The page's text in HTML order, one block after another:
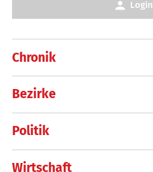
Chronik
Bezirke
Politik
Wirtschaft
Login